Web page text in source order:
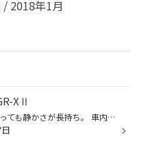
2018年1月
XⅡ
ゴムがすり減っても静かさが長持ち。 車内空間の快適をお手伝いします。